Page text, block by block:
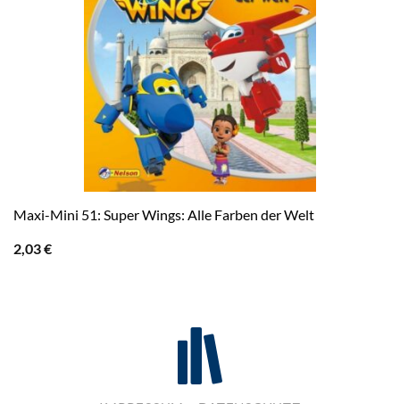
Maxi-Mini 51: Super Wings: Alle Farben der Welt
2,03€